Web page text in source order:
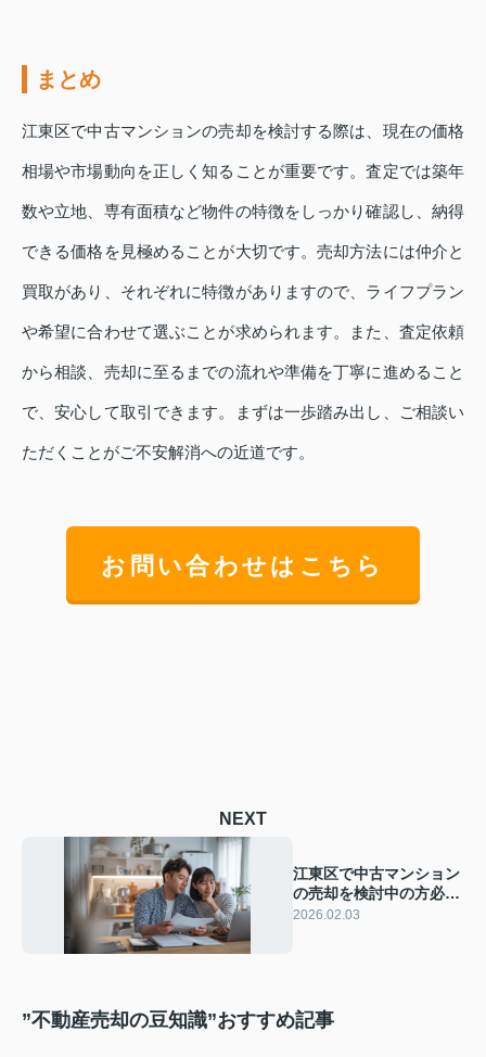
まとめ
江東区で中古マンションの売却を検討する際は、現在の価格
相場や市場動向を正しく知ることが重要です。査定では築年
数や立地、専有面積など物件の特徴をしっかり確認し、納得
できる価格を見極めることが大切です。売却方法には仲介と
買取があり、それぞれに特徴がありますので、ライフプラン
や希望に合わせて選ぶことが求められます。また、査定依頼
から相談、売却に至るまでの流れや準備を丁寧に進めること
で、安心して取引できます。まずは一歩踏み出し、ご相談い
ただくことがご不安解消への近道です。
お問い合わせはこちら
NEXT
江東区で中古マンション
の売却を検討中の方必
見！住み替えやローン計
2026.02.03
”不動産売却の豆知識”おすすめ記事